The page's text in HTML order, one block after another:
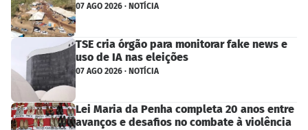
07 AGO 2026 · NOTÍCIA
TSE cria órgão para monitorar fake news e
uso de IA nas eleições
07 AGO 2026 · NOTÍCIA
Lei Maria da Penha completa 20 anos entre
avanços e desafios no combate à violência